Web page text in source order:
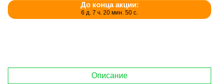
До конца акции:
6 д. 7 ч. 20 мин. 50 с.
Описание